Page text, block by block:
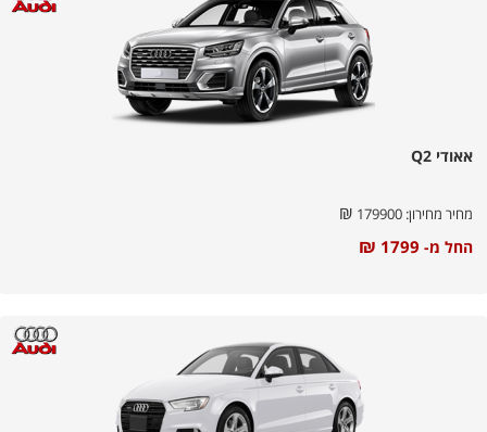
אאודי Q2
מחיר מחירון: ₪
החל מ- ₪